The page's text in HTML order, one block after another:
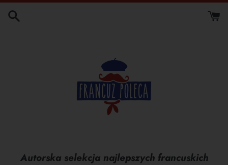
Przejdź
do
Autorska selekcja najlepszych francuskich